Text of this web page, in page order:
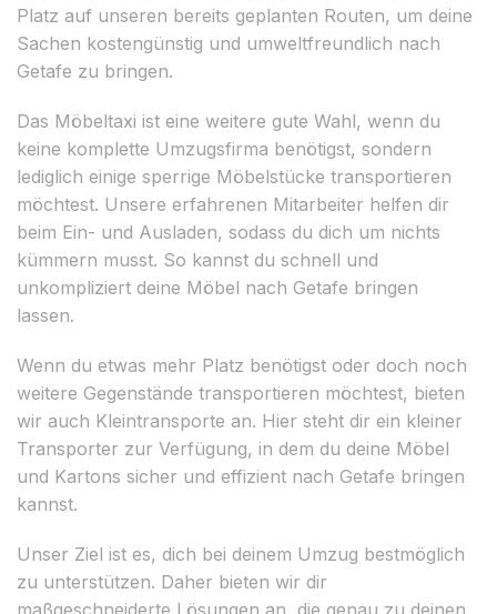
Platz auf unseren bereits geplanten Routen, um deine
Sachen kostengünstig und umweltfreundlich nach
Getafe zu bringen.
Das Möbeltaxi ist eine weitere gute Wahl, wenn du
keine komplette Umzugsfirma benötigst, sondern
lediglich einige sperrige Möbelstücke transportieren
möchtest. Unsere erfahrenen Mitarbeiter helfen dir
beim Ein- und Ausladen, sodass du dich um nichts
kümmern musst. So kannst du schnell und
unkompliziert deine Möbel nach Getafe bringen
lassen.
Wenn du etwas mehr Platz benötigst oder doch noch
weitere Gegenstände transportieren möchtest, bieten
wir auch Kleintransporte an. Hier steht dir ein kleiner
Transporter zur Verfügung, in dem du deine Möbel
und Kartons sicher und effizient nach Getafe bringen
kannst.
Unser Ziel ist es, dich bei deinem Umzug bestmöglich
zu unterstützen. Daher bieten wir dir
maßgeschneiderte Lösungen an, die genau zu deinen